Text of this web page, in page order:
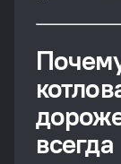
всегда